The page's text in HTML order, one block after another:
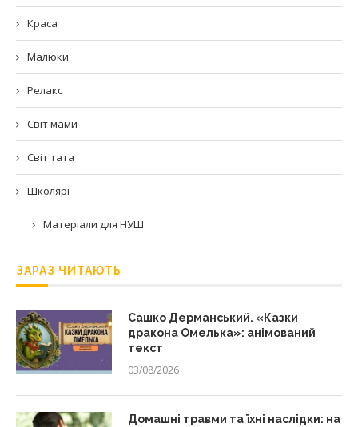
Краса
Малюки
Релакс
Світ мами
Світ тата
Школярі
Матеріали для НУШ
ЗАРАЗ ЧИТАЮТЬ
Сашко Дерманський. «Казки
дракона Омелька»: анімований
текст
03/08/2026
Домашні травми та їхні наслідки: на